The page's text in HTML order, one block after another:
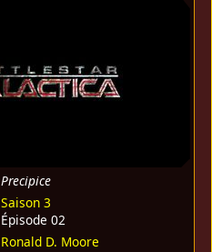
Precipice
Saison 3
Épisode 02
Ronald D. Moore